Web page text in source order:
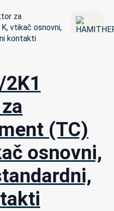
(TC)
osnovni,